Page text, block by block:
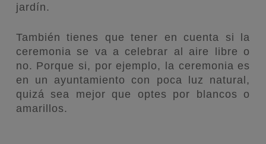
jardín.
También tienes que tener en cuenta si la
ceremonia se va a celebrar al aire libre o
no. Porque si, por ejemplo, la ceremonia es
en un ayuntamiento con poca luz natural,
quizá sea mejor que optes por blancos o
amarillos.